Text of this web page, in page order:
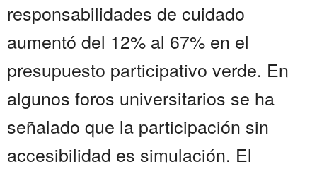
responsabilidades de cuidado
aumentó del 12% al 67% en el
presupuesto participativo verde. En
algunos foros universitarios se ha
señalado que la participación sin
accesibilidad es simulación. El